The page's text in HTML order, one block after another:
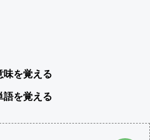
味を覚える
語を覚える